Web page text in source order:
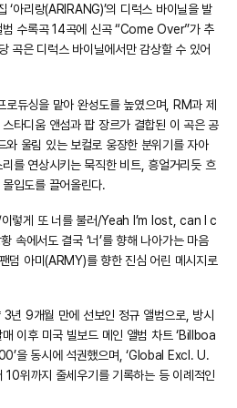
‘아리랑(ARIRANG)’의 디럭스 바이닐을 발
범 수록곡 14곡에 신곡 “Come Over”가 추
곡은 디럭스 바이닐에서만 감상할 수 있어
듀싱을 맡아 완성도를 높였으며, RM과 제
타디움 앤섬과 팝 장르가 결합된 이 곡은 공
와 울림 있는 보컬로 웅장한 분위기를 자아
를 연상시키는 묵직한 비트, 흥얼거리듯 흐
입도를 끌어올린다.
이렇게 또 너를 불러/Yeah I’m lost, can I c
속에서도 결국 ‘너’를 향해 나아가는 마음
덤 아미(ARMY)를 향한 진심 어린 메시지로
3년 9개월 만에 선보인 정규 앨범으로, 방시
이후 미국 빌보드 메인 앨범 차트 ‘Billboa
을 동시에 석권했으며, ‘Global Excl. U.
10위까지 줄세우기를 기록하는 등 이례적인